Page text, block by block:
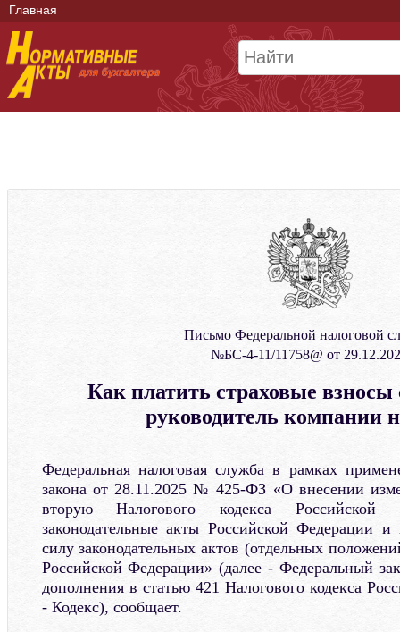
Главная
Письмо Федеральной налоговой
№БС-4-11/11758@ от
Как платить страховые
руководитель компании
Федеральная налоговая служба в рамках
закона от 28.11.2025 № 425-ФЗ «О внесении
вторую Налогового кодекса Российской
законодательные акты Российской Федерации
силу законодательных актов (отдельных
Российской Федерации» (далее - Федеральный
дополнения в статью 421 Налогового кодекса
- Кодекс), сообщает.